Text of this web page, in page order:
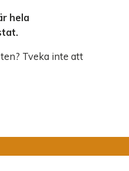
hela
Tveka inte att